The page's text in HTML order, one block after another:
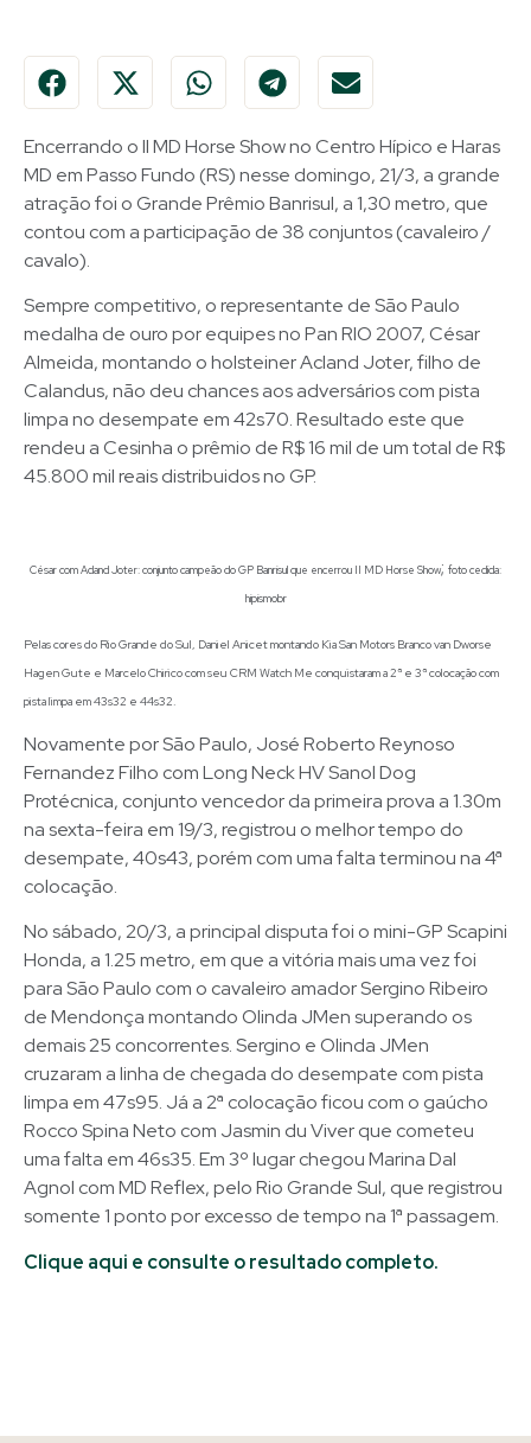
Encerrando o II MD Horse Show no Centro Hípico e Haras
MD em Passo Fundo (RS) nesse domingo, 21/3, a grande
atração foi o Grande Prêmio Banrisul, a 1,30 metro, que
contou com a participação de 38 conjuntos (cavaleiro /
cavalo).
Sempre competitivo, o representante de São Paulo
medalha de ouro por equipes no Pan RIO 2007, César
Almeida, montando o holsteiner Acland Joter, filho de
Calandus, não deu chances aos adversários com pista
limpa no desempate em 42s70. Resultado este que
rendeu a Cesinha o prêmio de R$ 16 mil de um total de R$
45.800 mil reais distribuidos no GP.
César com Acland Joter: conjunto campeão do GP Banrisul que encerrou II MD Horse Show; foto cedida:
hipismobr
Pelas cores do Rio Grande do Sul, Daniel Anicet montando Kia San Motors Branco van Dworse
Hagen Gute e Marcelo Chirico com seu CRM Watch Me conquistaram a 2ª e 3ª colocação com
pista limpa em 43s32 e 44s32.
Novamente por São Paulo, José Roberto Reynoso
Fernandez Filho com Long Neck HV Sanol Dog
Protécnica, conjunto vencedor da primeira prova a 1.30m
na sexta-feira em 19/3, registrou o melhor tempo do
desempate, 40s43, porém com uma falta terminou na 4ª
colocação.
No sábado, 20/3, a principal disputa foi o mini-GP Scapini
Honda, a 1.25 metro, em que a vitória mais uma vez foi
para São Paulo com o cavaleiro amador Sergino Ribeiro
de Mendonça montando Olinda JMen superando os
demais 25 concorrentes. Sergino e Olinda JMen
cruzaram a linha de chegada do desempate com pista
limpa em 47s95. Já a 2ª colocação ficou com o gaúcho
Rocco Spina Neto com Jasmin du Viver que cometeu
uma falta em 46s35. Em 3º lugar chegou Marina Dal
Agnol com MD Reflex, pelo Rio Grande Sul, que registrou
somente 1 ponto por excesso de tempo na 1ª passagem.
Clique aqui e consulte o resultado completo.